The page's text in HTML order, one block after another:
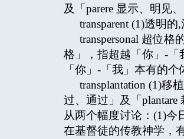
及「parere 显示、明见
transparent (1)透明
transpersonal 超位
格」，指超越「你」-
「你」-「我」本有的个
transplantation (1)移
过、通过」及「
从两个幅度讨论：(1)今
在基督徒的传教神学，